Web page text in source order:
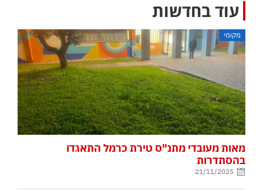
עוד בחדשות
מקומי
מאות מעובדי מתנ"ס טירת כרמל התאגדו
בהסתדרות
21/11/2025